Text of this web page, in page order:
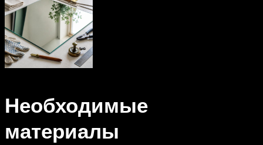
Необходимые
материалы